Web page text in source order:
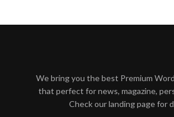
We bring you the best Premium
that perfect for news, magazine,
Check our landing page for